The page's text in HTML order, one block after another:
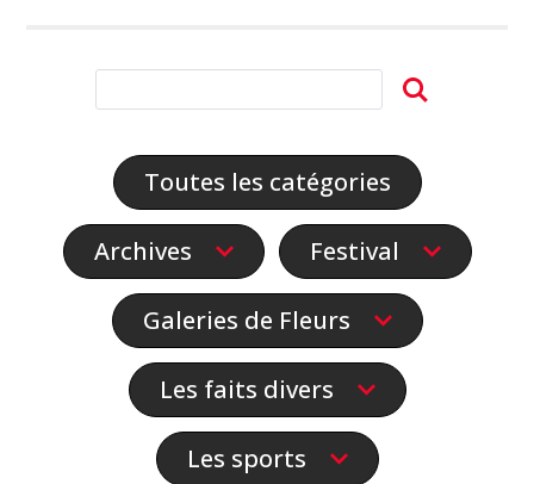
Toutes les catégories
Archives Festival
Galeries de Fleurs
Les faits divers
Les sports